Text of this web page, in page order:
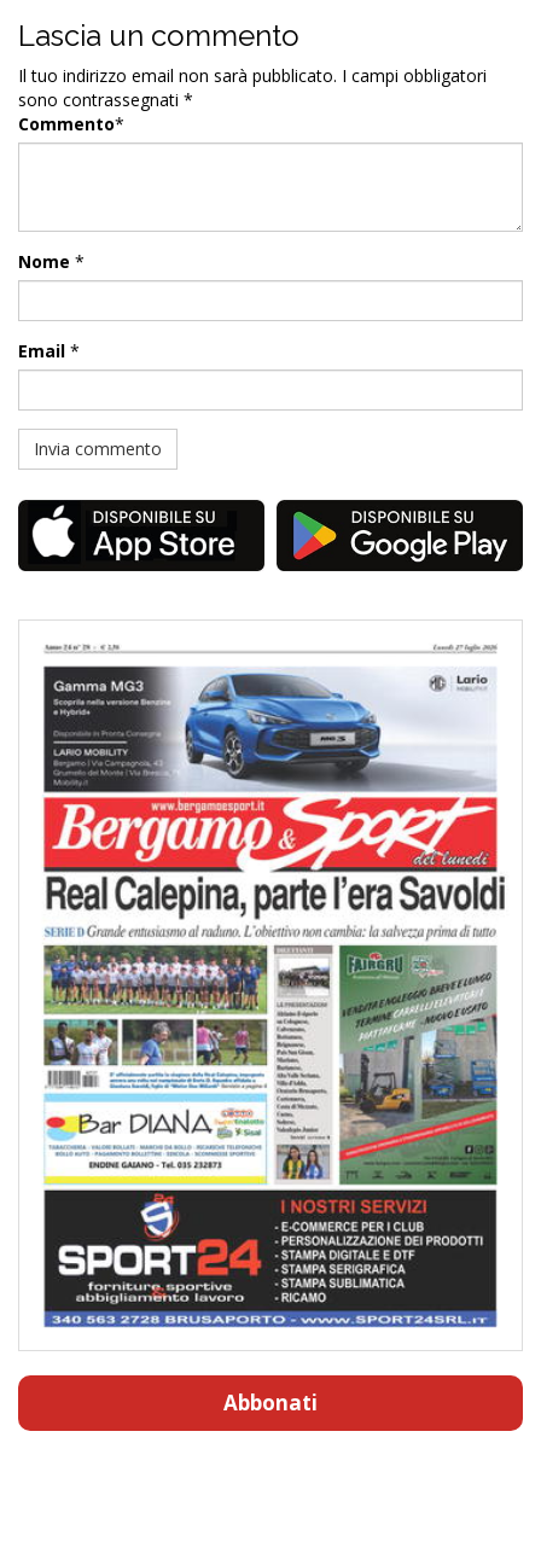
Lascia un commento
Il tuo indirizzo email non sarà pubblicato. I campi obbligatori
sono contrassegnati *
Commento*
Nome *
Email *
Abbonati